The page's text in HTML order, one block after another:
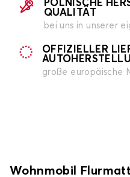
POLNISCHE
QUALITÄT
bei uns in unserer
OFFIZIELLER
große europäische
Wohnmobil